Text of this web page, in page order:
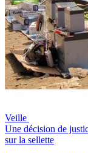
Veille
Une décision de
sur la sellette